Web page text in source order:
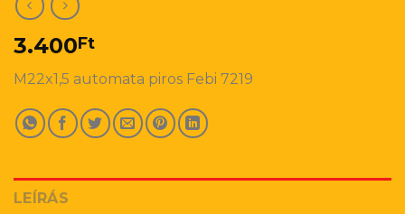
3.400Ft
M22x1,5 automata piros Febi 7219
LEÍRÁS